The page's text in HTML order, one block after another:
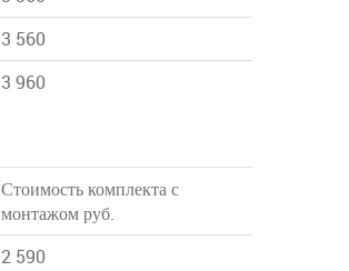
3 560
3 960
Стоимость комплекта с
монтажом руб.
2 590